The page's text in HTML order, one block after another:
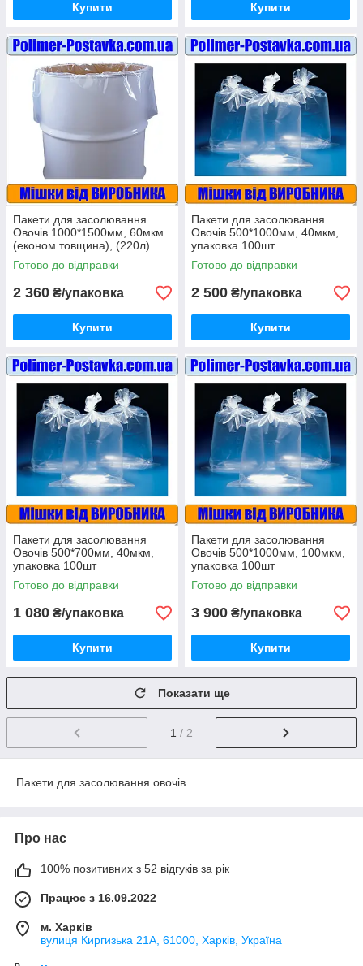
Купити Купити
Пакети для засолювання
Овочів 1000*1500мм, 60мкм
(економ товщина), (220л)
20шт
Готово до відправки
2 360 ₴/упаковка
Купити
Пакети для засолювання
Овочів 500*1000мм, 40мкм,
упаковка 100шт
Готово до відправки
2 500 ₴/упаковка
Купити
Пакети для засолювання
Овочів 500*700мм, 40мкм,
упаковка 100шт
Готово до відправки
1 080 ₴/упаковка
Купити
Пакети для засолювання
Овочів 500*1000мм, 100мкм,
упаковка 100шт
Готово до відправки
3 900 ₴/упаковка
Купити
Показати ще
1 / 2
Пакети для засолювання овочів
Про нас
100% позитивних з 52 відгуків за рік
Працює з 16.09.2022
м. Харків
вулиця Киргизька 21А, 61000, Харків, Україна